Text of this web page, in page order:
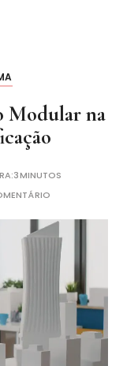
Modular na
3MINUTOS